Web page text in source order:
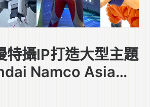
特攝IP打造大型主題
Namco Asia首
登陸海港城